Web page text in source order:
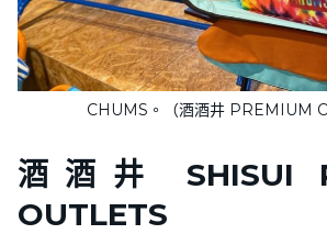
CHUMS。（酒酒井 PREMIUM
酒酒井 SHISUI
OUTLETS